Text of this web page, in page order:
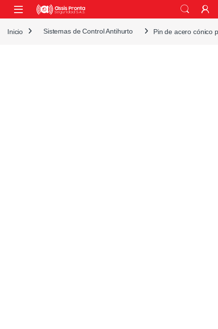
Skip to navigation
Skip to content
Inicio Sistemas de Control Antihurto Pin de acero cónico